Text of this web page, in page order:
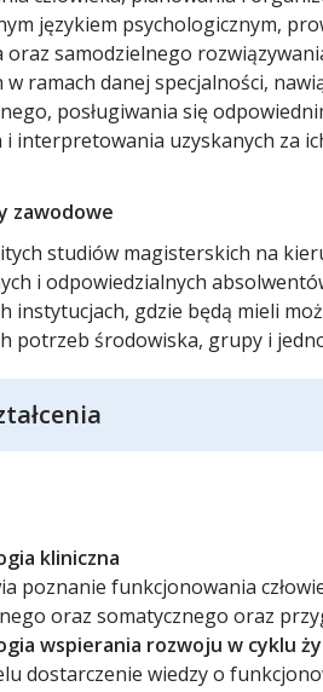
językiem psychologicznym,
oraz samodzielnego
w ramach danej specjalności,
posługiwania się
interpretowania uzyskanych za
zawodowe
studiów magisterskich na
i odpowiedzialnych
instytucjach, gdzie będą mieli
potrzeb środowiska, grupy i
kliniczna
poznanie funkcjonowania
oraz somatycznego oraz
wspierania rozwoju w cyklu
dostarczenie wiedzy o